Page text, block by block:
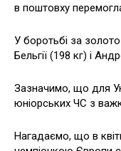
в поштовху
У боротьбі за
Бельгії (198 кг) і
Зазначимо, що для
юніорських ЧС з
Нагадаємо, що в